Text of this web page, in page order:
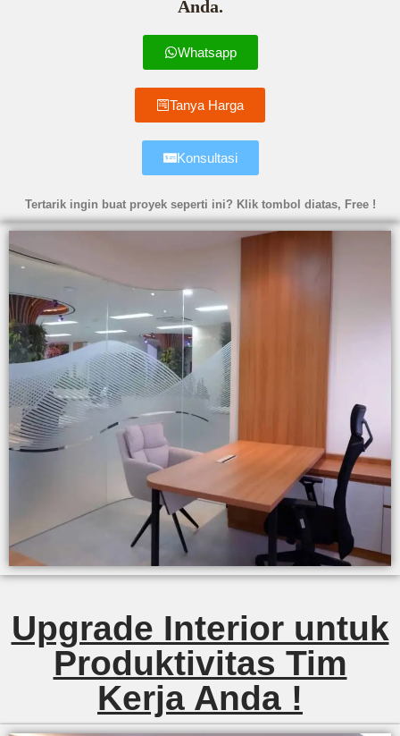
Anda.
Whatsapp
Tanya Harga
Konsultasi
Tertarik ingin buat proyek seperti ini? Klik tombol diatas, Free !
Upgrade Interior untuk
Produktivitas Tim
Kerja Anda !